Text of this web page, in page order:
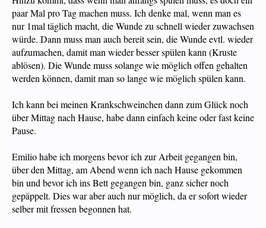
paar Mal pro Tag machen muss. Ich denke mal, wenn man es
nur 1mal täglich macht, die Wunde zu schnell wieder zuwachsen
würde. Dann muss man auch bereit sein, die Wunde evtl. wieder
aufzumachen, damit man wieder besser spülen kann (Kruste
ablösen). Die Wunde muss solange wie möglich offen gehalten
werden können, damit man so lange wie möglich spülen kann.
Ich kann bei meinen Krankschweinchen dann zum Glück noch
über Mittag nach Hause, habe dann einfach keine oder fast keine
Pause.
Emilio habe ich morgens bevor ich zur Arbeit gegangen bin,
über den Mittag, am Abend wenn ich nach Hause gekommen
bin und bevor ich ins Bett gegangen bin, ganz sicher noch
gepäppelt. Dies war aber auch nur möglich, da er sofort wieder
selber mit fressen begonnen hat.